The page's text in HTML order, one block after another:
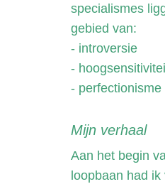
specialismes
gebied van:
- introversie
-
- perfectionisme
Mijn verhaal
Aan het begin
loopbaan had ik